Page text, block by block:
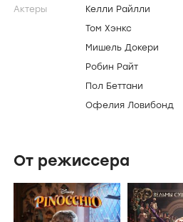
Актеры
Келли Райлли
Том Хэнкс
Мишель Докери
Робин Райт
Пол Беттани
Офелия Ловибонд
От режиссера